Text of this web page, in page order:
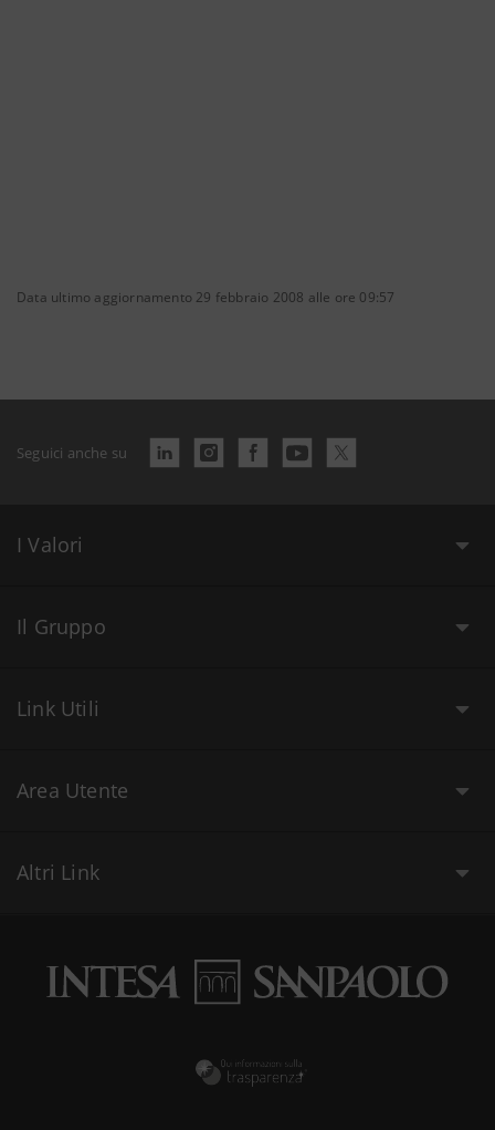
Data ultimo aggiornamento 29 febbraio 2008 alle ore 09:57
Seguici anche su
I Valori
Il Gruppo
Link Utili
Area Utente
Altri Link